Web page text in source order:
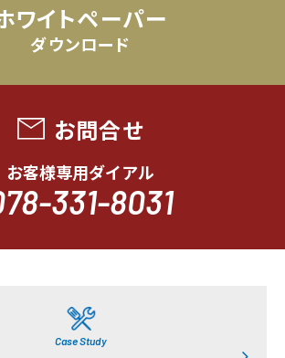
ワイトペーパー
ダウンロード
お問合せ
お客様専用ダイアル
331-8031
Case Study